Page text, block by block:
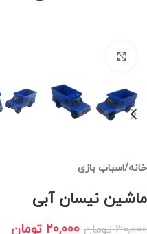
خانه/اسباب بازی
ماشین نیسان آبی
30,000 تومان 20,000 تومان